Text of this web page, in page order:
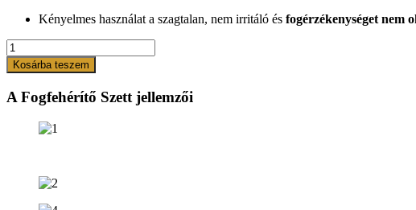
Kényelmes használat a szagtalan, nem irritáló és fogérzékenységet nem
BreathtakingSmile
Páros
Fogfehérítő
Szett
2
Kosárba teszem
A Fogfehérítő Szett jellemzői